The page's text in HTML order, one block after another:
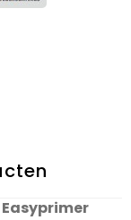
Easyprimer